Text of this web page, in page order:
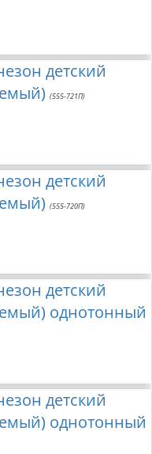
детский
(555-721П)
детский
(555-720П)
детский
однотонный
детский
однотонный